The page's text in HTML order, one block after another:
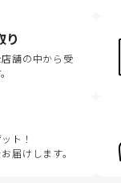
り
舗の中から受
ト！
届けします。